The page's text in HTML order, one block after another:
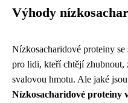
Výhody
Nízkosacharidové proteiny
pro lidi, kteří chtějí zhubnout,
svalovou hmotu. Ale jaké
Nízkosacharidové proteiny